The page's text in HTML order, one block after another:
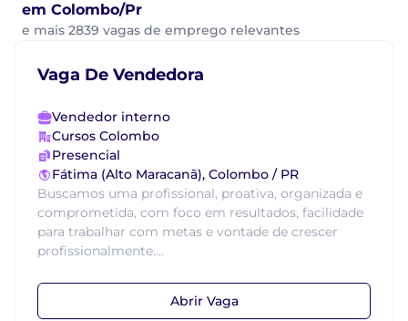
em Colombo/Pr
e mais 2839 vagas de emprego relevantes
Vaga De Vendedora
Vendedor interno
Cursos Colombo
Presencial
Fátima (Alto Maracanã), Colombo / PR
Buscamos uma profissional, proativa, organizada e
comprometida, com foco em resultados, facilidade
para trabalhar com metas e vontade de crescer
profissionalmente....
Abrir Vaga